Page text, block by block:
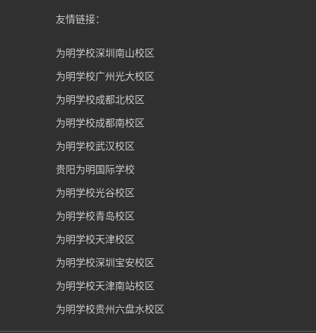
友情链接：
为明学校深圳南山校区
为明学校广州光大校区
为明学校成都北校区
为明学校成都南校区
为明学校武汉校区
贵阳为明国际学校
为明学校光谷校区
为明学校青岛校区
为明学校天津校区
为明学校深圳宝安校区
为明学校天津南站校区
为明学校贵州六盘水校区